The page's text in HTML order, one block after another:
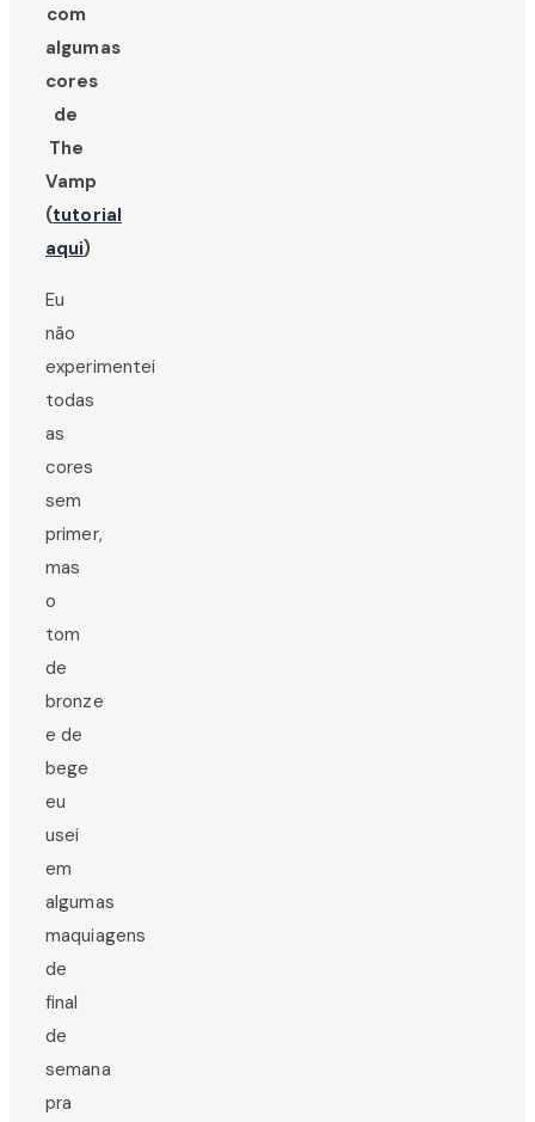
com
algumas
cores
de
The
Vamp
(tutorial
aqui)
Eu
não
experimentei
todas
as
cores
sem
primer,
mas
o
tom
de
bronze
e de
bege
eu
usei
em
algumas
maquiagens
de
final
de
semana
pra